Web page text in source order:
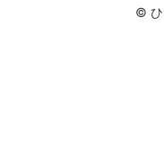
© ひ